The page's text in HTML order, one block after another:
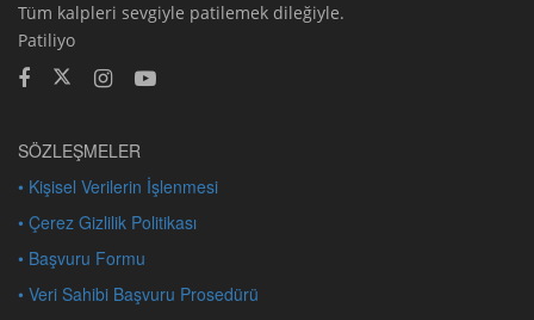
Tüm kalpleri sevgiyle patilemek dileğiyle.
Patiliyo
SÖZLEŞMELER
• Kişisel Verilerin İşlenmesi
• Çerez Gizlilik Politikası
• Başvuru Formu
• Veri Sahibi Başvuru Prosedürü